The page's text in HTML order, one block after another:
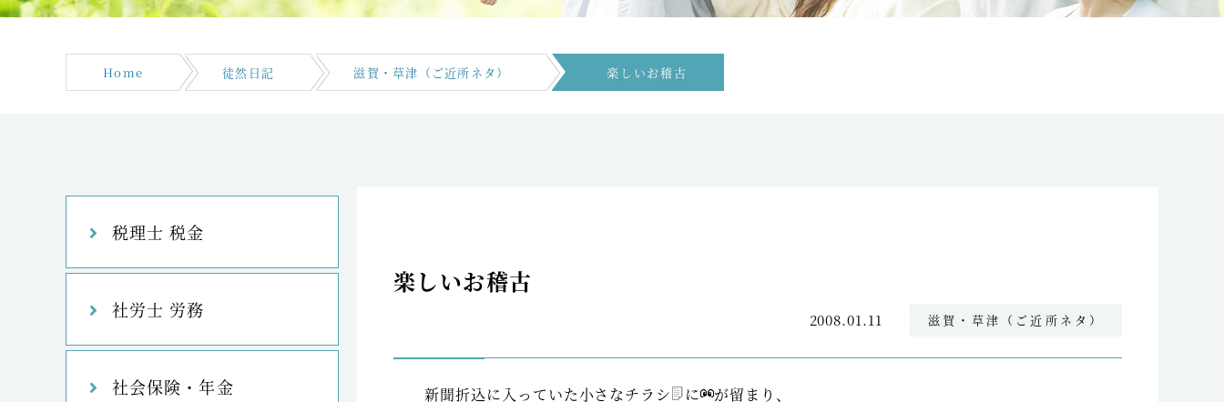
Home 徒然日記 滋賀・草津（ご近所ネタ） 楽しいお稽古
税理士 税金
社労士 労務
社会保険・年金
楽しいお稽古
2008.01.11 滋賀・草津（ご近所ネタ）
新聞折込に入っていた小さなチラシ に
が留まり、